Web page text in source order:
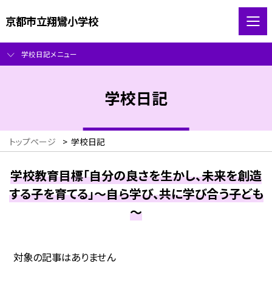
京都市立翔鸞小学校
学校日記メニュー
学校日記
トップページ > 学校日記
学校教育目標「自分の良さを生かし、未来を創造
する子を育てる」～自ら学び、共に学び合う子ども
～
対象の記事はありません